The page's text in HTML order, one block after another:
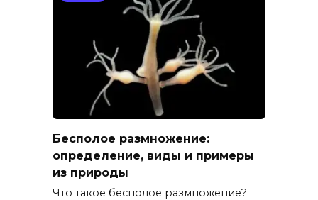
Бесполое размножение:
определение, виды и примеры
из природы
Что такое бесполое размножение?